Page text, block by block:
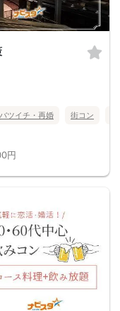
バツイチ・再婚 街コン
円